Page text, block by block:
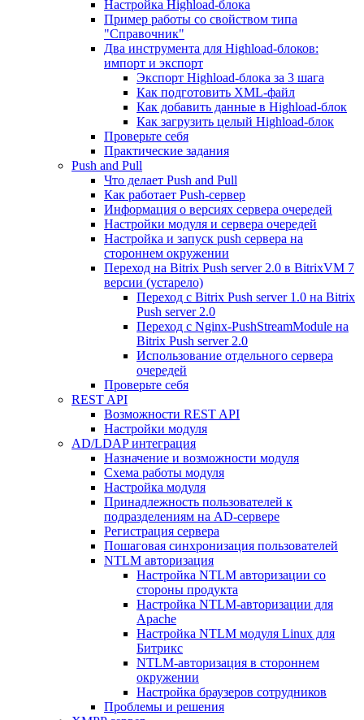
Настройка Highload-блока
Пример работы со свойством типа
"Справочник"
Два инструмента для Highload-блоков:
импорт и экспорт
Экспорт Highload-блока за 3 шага
Как подготовить XML-файл
Как добавить данные в Highload-блок
Как загрузить целый Highload-блок
Проверьте себя
Практические задания
Push and Pull
Что делает Push and Pull
Как работает Push-сервер
Информация о версиях сервера очередей
Настройки модуля и сервера очередей
Настройка и запуск push сервера на
стороннем окружении
Переход на Bitrix Push server 2.0 в BitrixVM 7
версии (устарело)
Переход с Bitrix Push server 1.0 на Bitrix
Push server 2.0
Переход с Nginx-PushStreamModule на
Bitrix Push server 2.0
Использование отдельного сервера
очередей
Проверьте себя
REST API
Возможности REST API
Настройки модуля
AD/LDAP интеграция
Назначение и возможности модуля
Схема работы модуля
Настройка модуля
Принадлежность пользователей к
подразделениям на AD-сервере
Регистрация сервера
Пошаговая синхронизация пользователей
NTLM авторизация
Настройка NTLM авторизации со
стороны продукта
Настройка NTLM-авторизации для
Apache
Настройка NTLM модуля Linux для
Битрикс
NTLM-авторизация в стороннем
окружении
Настройка браузеров сотрудников
Проблемы и решения